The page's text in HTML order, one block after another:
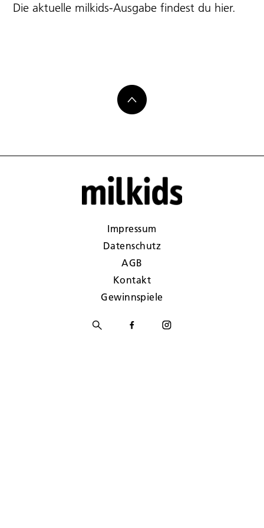
Die aktuelle milkids-Ausgabe findest du hier.
Impressum
Datenschutz
AGB
Kontakt
Gewinnspiele